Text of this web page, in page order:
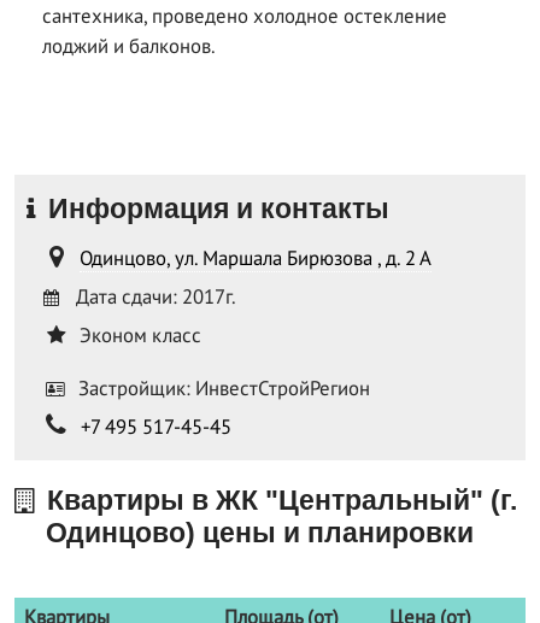
сантехника, проведено холодное остекление
лоджий и балконов.
Информация и контакты
Одинцово, ул. Маршала Бирюзова , д. 2 А
Дата сдачи: 2017г.
Эконом класс
Застройщик: ИнвестСтройРегион
+7 495 517-45-45
Квартиры в ЖК "Центральный" (г.
Одинцово) цены и планировки
Квартиры Площадь (от) Цена (от)